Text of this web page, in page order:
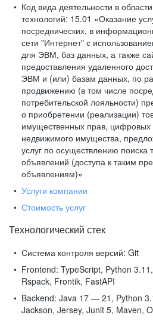
Код вида деятельности в
технологий: 15.01 «Оказание
посреднических, в
сети "Интернет" с
для ЭВМ, баз данных, а также
предоставления удаленного
ЭВМ и (или) базам данных, по
продвижению (в том числе
потребительской лояльности)
о приобретении (реализации)
имущественных прав,
недвижимого имущества,
услуг по осуществлению поиска
объявлений (доступа к таким
объявлениям)»
Услуги компании
Стоимость услуг
Технологический стек
Система контроля версий: Git
Frontend: TypeScript, Python
Rspack, Frontik, FastAPI
Backend: Java 17 — 21, Python
Jackson, Jersey, Junit 5, Maven,